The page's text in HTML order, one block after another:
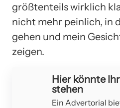
größtenteils wirklich
nicht mehr peinlich, in
gehen und mein
zeigen.
Hier könnte
stehen
Ein Advertorial